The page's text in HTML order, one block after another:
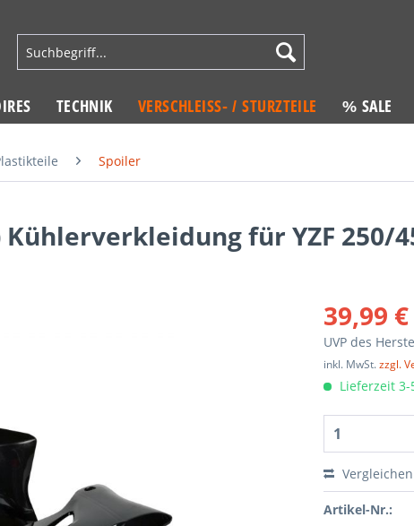
TECHNIK VERSCHLEISS- / STURZTEILE % SALE
Spoiler
Kühlerverkleidung für YZF 250/
39,99
UVP des
inkl. MwSt.zzgl.
Lieferzeit 3-
Vergleichen
Artikel-Nr.: